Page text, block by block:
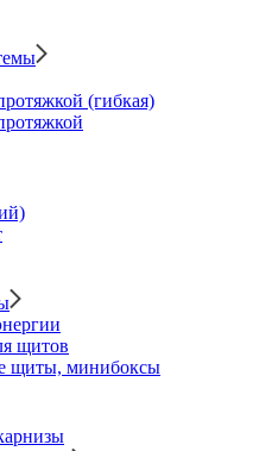
(гибкая)
щитов
щиты, минибоксы